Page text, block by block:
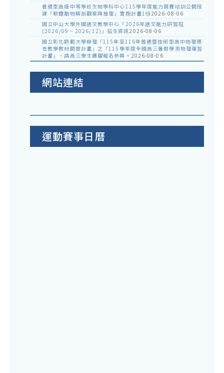
普通型高級中等學校生物學科中心115學年度能力競賽培訓公開授
課「軟體動物解剖觀察與推理」實施計畫1份2026-08-06
國立中山大學外國語文教學中心「2026年語文能力研習班
(2026/09 ~ 2026/12)」招生資訊2026-08-06
國立彰化師範大學辦理「115年至116年普通暨技術型高中物理適
性教學教材開發計畫」之「115學年度全國高三暑假學測物理複習
計畫」，請高三學生踴躍報名參與。 2026-08-06
網站連結
運動賽事日曆